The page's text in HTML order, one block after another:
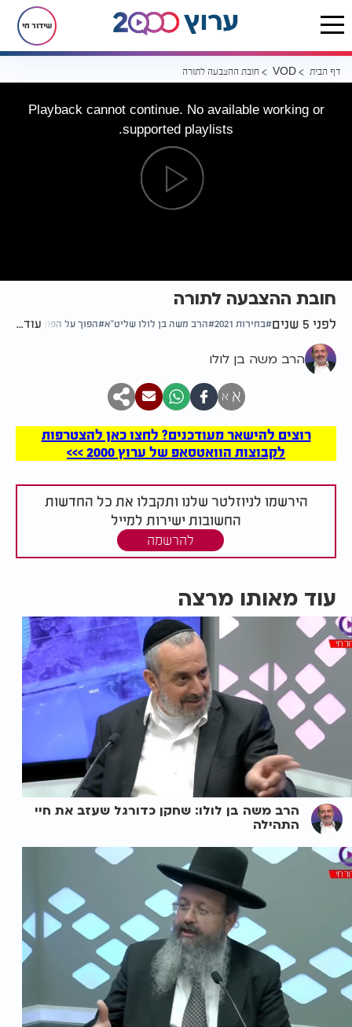
שידור חי
דף הבית VOD חובת ההצבעה לתורה
Playback cannot continue. No available working or
supported playlists.
חובת ההצבעה לתורה
לפני 5 שנים בחירות 2021 הרב משה בן לולו שליט"א הפוך על הפוך עוד...
הרב משה בן לולו
א א
רוצים להישאר מעודכנים? לחצו כאן להצטרפות
לקבוצות הוואטסאפ של ערוץ 2000 >>>
הירשמו לניוזלטר שלנו ותקבלו את כל החדשות
החשובות ישירות למייל
להרשמה
עוד מאותו מרצה
הרב משה בן לולו: שחקן כדורגל שעזב את חיי
התהילה